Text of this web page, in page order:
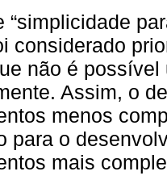
“simplicidade
considerado
não é
Assim, o
menos
para o
mais